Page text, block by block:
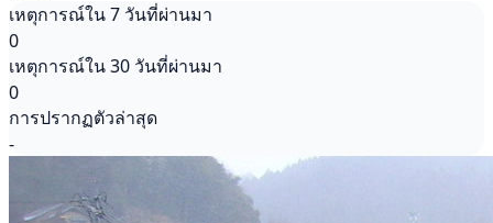
เหตุการณ์ใน 7 วันที่ผ่านมา
0
เหตุการณ์ใน 30 วันที่ผ่านมา
0
การปรากฏตัวล่าสุด
-